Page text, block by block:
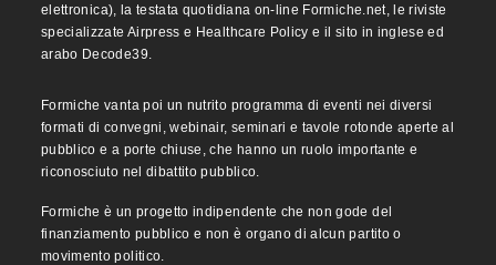
elettronica), la testata quotidiana on-line Formiche.net, le riviste
specializzate Airpress e Healthcare Policy e il sito in inglese ed
arabo Decode39.
Formiche vanta poi un nutrito programma di eventi nei diversi
formati di convegni, webinair, seminari e tavole rotonde aperte al
pubblico e a porte chiuse, che hanno un ruolo importante e
riconosciuto nel dibattito pubblico.
Formiche è un progetto indipendente che non gode del
finanziamento pubblico e non è organo di alcun partito o
movimento politico.